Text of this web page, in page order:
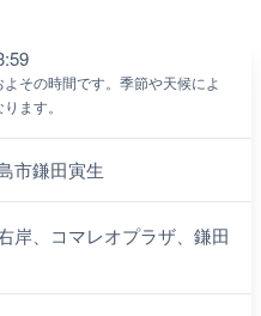
よその時間です。季節や天候によ
ます。
市鎌田寅生
岸、コマレオプラザ、鎌田